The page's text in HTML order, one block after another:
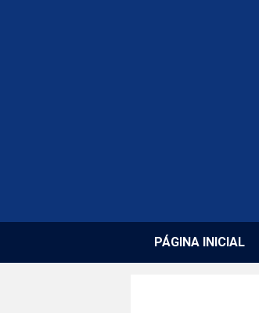
PÁGINA INICIAL